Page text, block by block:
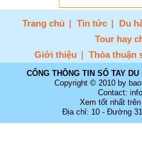
Trang chủ Tin tức
Du
Tour hay
Giới thiệu
Thỏa thuận
CỔNG THÔNG TIN SỔ TAY
Copyright © 2010 by
Contact:
Xem tốt nhất
Địa chỉ: 10 - Đường